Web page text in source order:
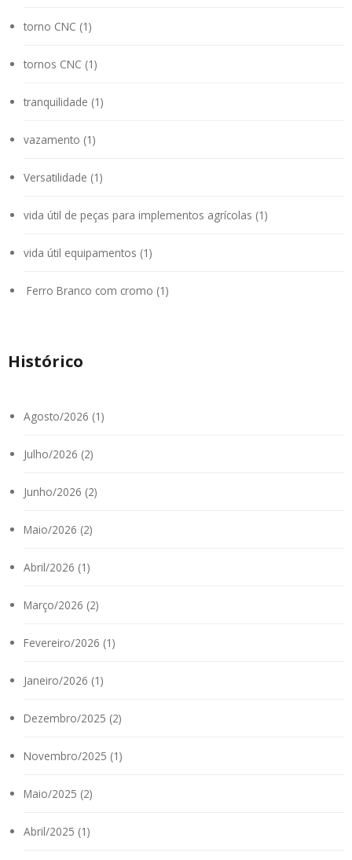
torno CNC (1)
tornos CNC (1)
tranquilidade (1)
vazamento (1)
Versatilidade (1)
vida útil de peças para implementos agrícolas (1)
vida útil equipamentos (1)
Ferro Branco com cromo (1)
Histórico
Agosto/2026 (1)
Julho/2026 (2)
Junho/2026 (2)
Maio/2026 (2)
Abril/2026 (1)
Março/2026 (2)
Fevereiro/2026 (1)
Janeiro/2026 (1)
Dezembro/2025 (2)
Novembro/2025 (1)
Maio/2025 (2)
Abril/2025 (1)